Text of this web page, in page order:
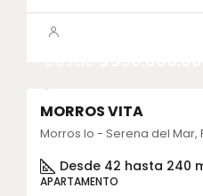
MORROS VITA
Desde 42 hasta 240
APARTAMENTO